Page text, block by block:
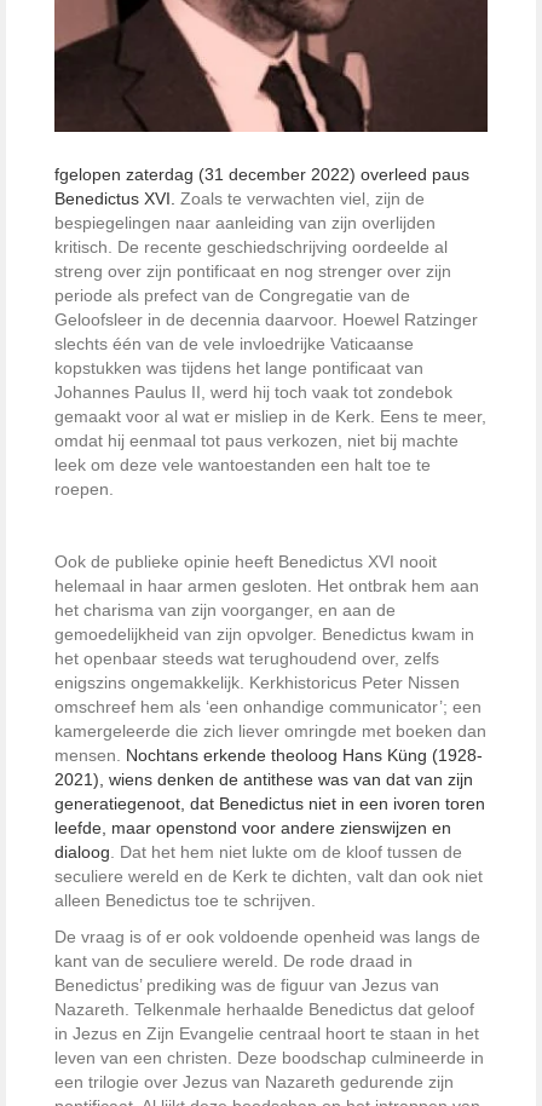
fgelopen zaterdag (31 december 2022) overleed paus
Benedictus XVI. Zoals te verwachten viel, zijn de
bespiegelingen naar aanleiding van zijn overlijden
kritisch. De recente geschiedschrijving oordeelde al
streng over zijn pontificaat en nog strenger over zijn
periode als prefect van de Congregatie van de
Geloofsleer in de decennia daarvoor. Hoewel Ratzinger
slechts één van de vele invloedrijke Vaticaanse
kopstukken was tijdens het lange pontificaat van
Johannes Paulus II, werd hij toch vaak tot zondebok
gemaakt voor al wat er misliep in de Kerk. Eens te meer,
omdat hij eenmaal tot paus verkozen, niet bij machte
leek om deze vele wantoestanden een halt toe te
roepen.
Ook de publieke opinie heeft Benedictus XVI nooit
helemaal in haar armen gesloten. Het ontbrak hem aan
het charisma van zijn voorganger, en aan de
gemoedelijkheid van zijn opvolger. Benedictus kwam in
het openbaar steeds wat terughoudend over, zelfs
enigszins ongemakkelijk. Kerkhistoricus Peter Nissen
omschreef hem als ‘een onhandige communicator’; een
kamergeleerde die zich liever omringde met boeken dan
mensen.
Nochtans erkende theoloog Hans Küng (1928-
2021), wiens denken de antithese was van dat van zijn
generatiegenoot, dat Benedictus niet in een ivoren toren
leefde, maar openstond voor andere zienswijzen en
dialoog . Dat het hem niet lukte om de kloof tussen de
seculiere wereld en de Kerk te dichten, valt dan ook niet
alleen Benedictus toe te schrijven.
De vraag is of er ook voldoende openheid was langs de
kant van de seculiere wereld. De rode draad in
Benedictus’ prediking was de figuur van Jezus van
Nazareth. Telkenmale herhaalde Benedictus dat geloof
in Jezus en Zijn Evangelie centraal hoort te staan in het
leven van een christen. Deze boodschap culmineerde in
een trilogie over Jezus van Nazareth gedurende zijn